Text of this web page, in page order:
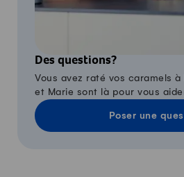
Des questions?
Vous avez raté vos caramels à
et Marie sont là pour vous
Poser une